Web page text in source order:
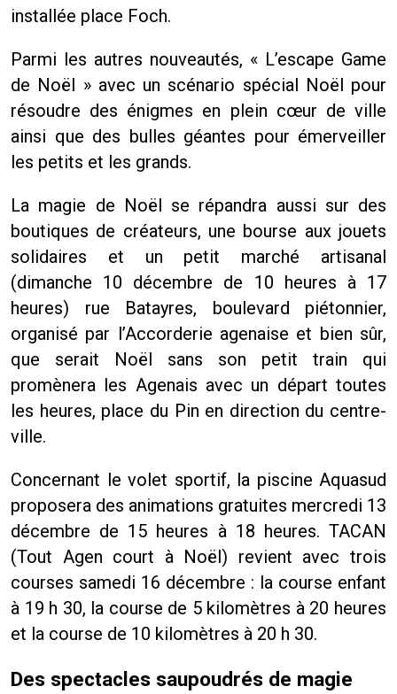
installée place Foch.
Parmi les autres nouveautés, « L’escape Game
de Noël » avec un scénario spécial Noël pour
résoudre des énigmes en plein cœur de ville
ainsi que des bulles géantes pour émerveiller
les petits et les grands.
La magie de Noël se répandra aussi sur des
boutiques de créateurs, une bourse aux jouets
solidaires et un petit marché artisanal
(dimanche 10 décembre de 10 heures à 17
heures) rue Batayres, boulevard piétonnier,
organisé par l’Accorderie agenaise et bien sûr,
que serait Noël sans son petit train qui
promènera les Agenais avec un départ toutes
les heures, place du Pin en direction du centre-
ville.
Concernant le volet sportif, la piscine Aquasud
proposera des animations gratuites mercredi 13
décembre de 15 heures à 18 heures. TACAN
(Tout Agen court à Noël) revient avec trois
courses samedi 16 décembre : la course enfant
à 19 h 30, la course de 5 kilomètres à 20 heures
et la course de 10 kilomètres à 20 h 30.
Des spectacles saupoudrés de magie